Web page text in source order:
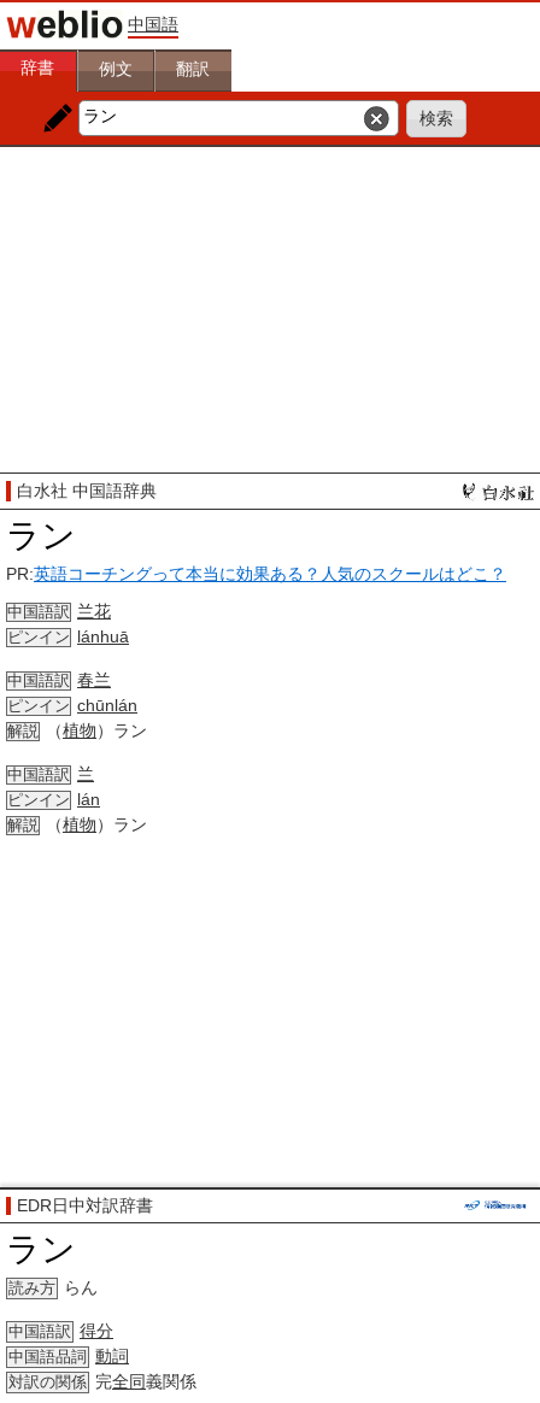
中国語
辞書 例文 翻訳
白水社 中国語辞典
ラン
PR:英語コーチングって本当に効果ある？人気のスクールはどこ？
中国語訳 兰花
ピンイン lánhuā
中国語訳 春兰
ピンイン chūnlán
解説 （植物）ラン
中国語訳 兰
ピンイン lán
解説 （植物）ラン
EDR日中対訳辞書
ラン
読み方 らん
中国語訳 得分
中国語品詞 動詞
対訳の関係 完全同義関係